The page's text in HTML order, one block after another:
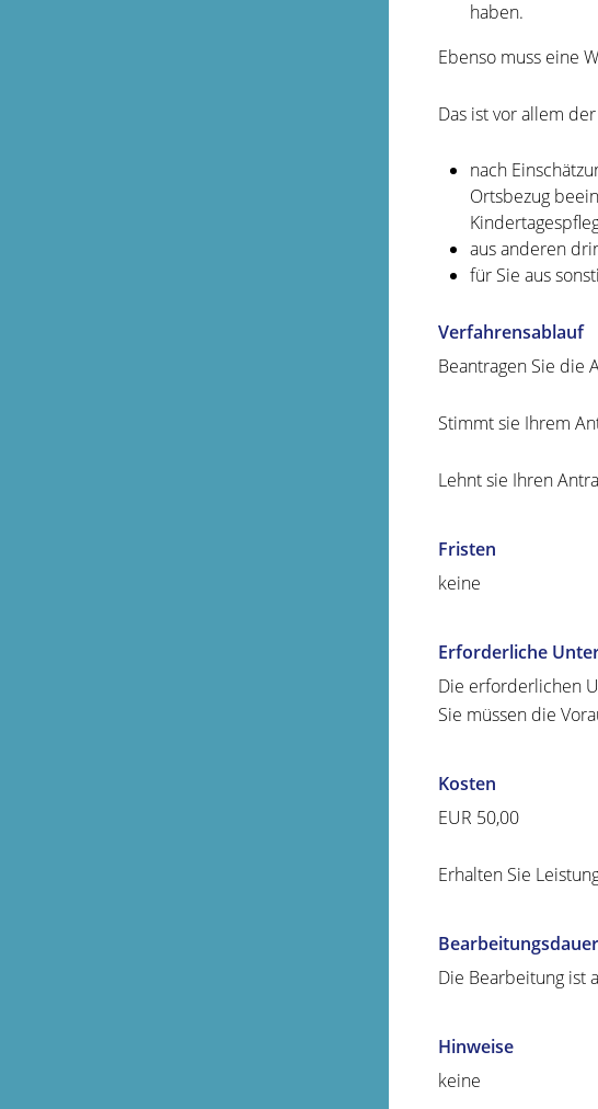
haben.
Ebenso muss eine
Das ist vor allem
nach
Ortsbezug
aus anderen
für Sie aus
Verfahrensablauf
Beantragen Sie die
Stimmt sie Ihrem
Lehnt sie Ihren
Fristen
keine
Erforderliche
Die erforderlichen
Sie müssen die
Kosten
EUR 50,00
Erhalten Sie
Bearbeitungsdauer
Die Bearbeitung ist
Hinweise
keine